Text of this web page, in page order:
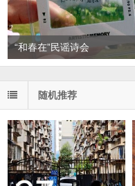
“和春在”民谣诗会
读家书单：悦读，散散班味
随机推荐